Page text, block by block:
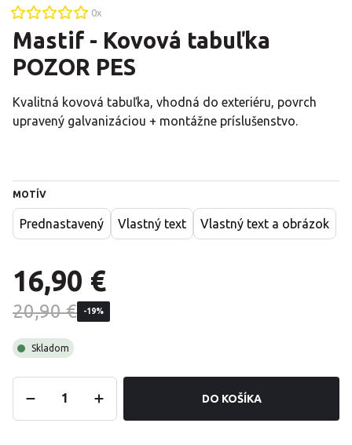
0x
Mastif - Kovová tabuľka
POZOR PES
Kvalitná kovová tabuľka, vhodná do exteriéru, povrch
upravený galvanizáciou + montážne príslušenstvo.
MOTÍV
Prednastavený Vlastný text Vlastný text a obrázok
16,90 €
20,90 € -19%
Skladom
DO KOŠÍKA